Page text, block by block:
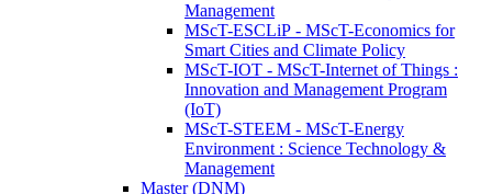
Management
MScT-ESCLiP - MScT-Economics for
Smart Cities and Climate Policy
MScT-IOT - MScT-Internet of Things :
Innovation and Management Program
(IoT)
MScT-STEEM - MScT-Energy
Environment : Science Technology &
Management
Master (DNM)